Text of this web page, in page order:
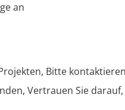
an
Bitte
Vertrauen Sie